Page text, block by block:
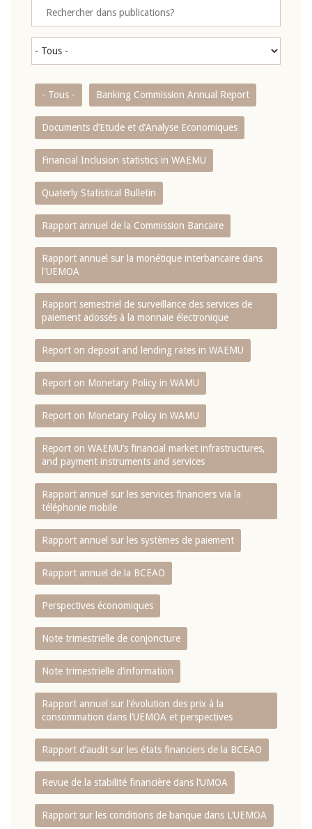
- Tous - Banking Commission Annual Report
Documents d’Etude et d’Analyse Economiques
Financial Inclusion statistics in WAEMU
Quaterly Statistical Bulletin
Rapport annuel de la Commission Bancaire
Rapport annuel sur la monétique interbancaire dans
l'UEMOA
Rapport semestriel de surveillance des services de
paiement adossés à la monnaie électronique
Report on deposit and lending rates in WAEMU
Report on Monetary Policy in WAMU
Report on Monetary Policy in WAMU
Report on WAEMU’s financial market infrastructures,
and payment instruments and services
Rapport annuel sur les services financiers via la
téléphonie mobile
Rapport annuel sur les systèmes de paiement
Rapport annuel de la BCEAO
Perspectives économiques
Note trimestrielle de conjoncture
Note trimestrielle d‘information
Rapport annuel sur l‘évolution des prix à la
consommation dans l‘UEMOA et perspectives
Rapport d‘audit sur les états financiers de la BCEAO
Revue de la stabilité financière dans l‘UMOA
Rapport sur les conditions de banque dans L‘UEMOA